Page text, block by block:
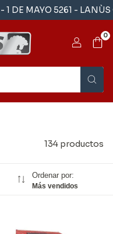
5261 - LANÙS OESTE
0
134 productos
Ordenar por:
Más vendidos